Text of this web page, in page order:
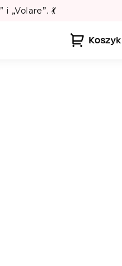
Koszyk